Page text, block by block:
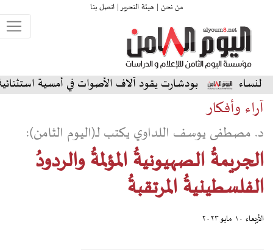
من نحن | هيئة التحرير |اتصل بنا
بودشارت يقود آلاف الأصوات في أمسية استثنائية على المسرح
آراء وأفكار
د. مصطفى يوسف اللداوي يكتب لـ(اليوم الثامن):
الجريمةُ الصهيونيةُ المؤلمةُ والردودُ
الفلسطينيةُ المرتقبةُ
الأربعاء ١٠ مايو ٢٠٢٣